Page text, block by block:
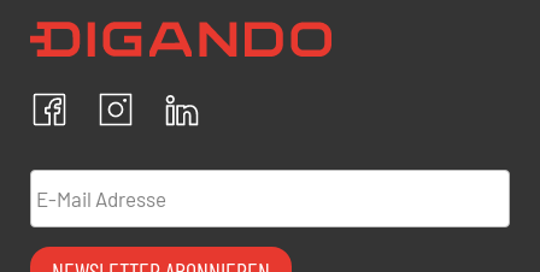
FacebookInstagram
Ich bestätige, dass ich die
Datenschutzrichtlinien
personenbezogenen Daten einverstanden.
E-Mail Adresse